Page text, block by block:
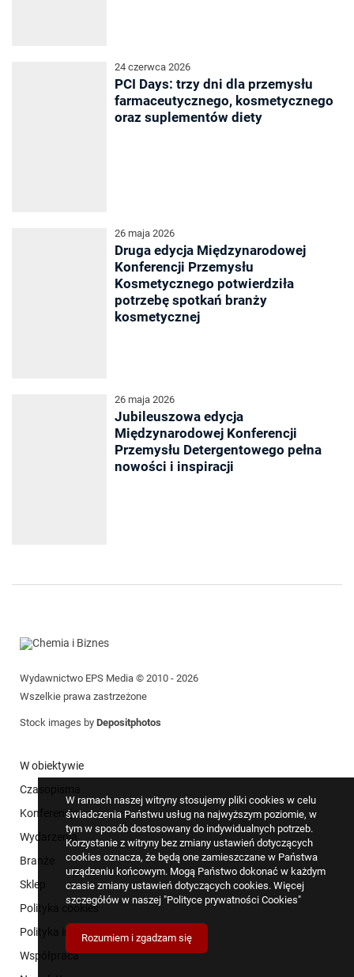
W ramach naszej witryny stosujemy pliki cookies w celu
świadczenia Państwu usług na najwyższym poziomie, w
tym w sposób dostosowany do indywidualnych potrzeb.
Korzystanie z witryny bez zmiany ustawień dotyczących
cookies oznacza, że będą one zamieszczane w Państwa
urządzeniu końcowym. Mogą Państwo dokonać w każdym
czasie zmiany ustawień dotyczących cookies. Więcej
szczegółów w naszej "Polityce prywatności Cookies"
Rozumiem i zgadzam się
24 czerwca 2026
PCI Days: trzy dni dla przemysłu
farmaceutycznego, kosmetycznego
oraz suplementów diety
26 maja 2026
Druga edycja Międzynarodowej
Konferencji Przemysłu
Kosmetycznego potwierdziła
potrzebę spotkań branży
kosmetycznej
26 maja 2026
Jubileuszowa edycja
Międzynarodowej Konferencji
Przemysłu Detergentowego pełna
nowości i inspiracji
Wydawnictwo EPS Media © 2010 - 2026
Wszelkie prawa zastrzeżone
Stock images by Depositphotos
W obiektywie
Czasopisma
Konferencje
Wydarzenia
Branże
Sklep
Polityka cookies
Polityka informacyjna
Współpraca